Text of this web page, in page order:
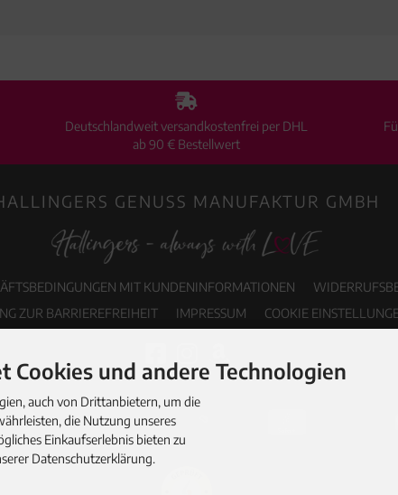
Deutschlandweit versandkostenfrei per DHL
ab 90 € Bestellwert
GENUSS MANUFAKTUR GMBH
MIT KUNDENINFORMATIONEN
ZUR BARRIEREFREIHEIT IMPRESSUM COOKIE
Cookies und andere Technologien
auch von Drittanbietern, um die
die Nutzung unseres
Einkaufserlebnis bieten zu
Datenschutzerklärung.